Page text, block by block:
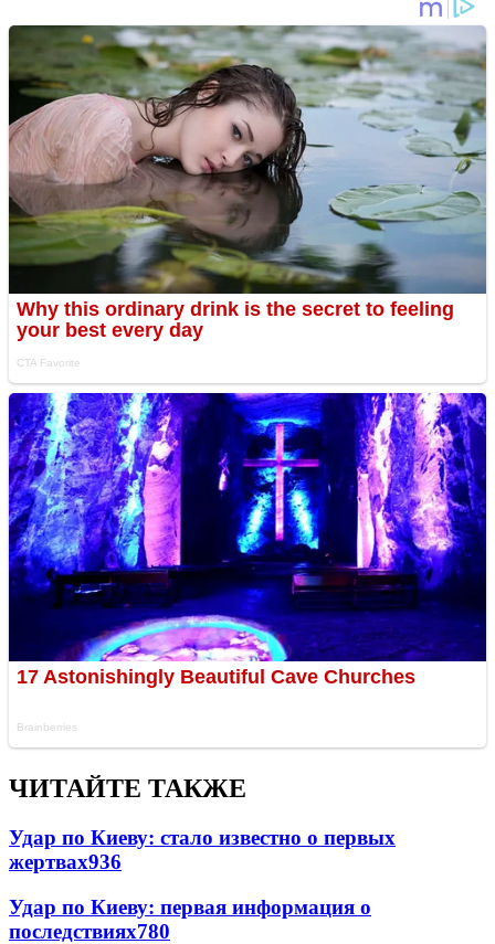
ЧИТАЙТЕ ТАКЖЕ
Удар по Киеву: стало известно о первых
жертвах936
Удар по Киеву: первая информация о
последствиях780